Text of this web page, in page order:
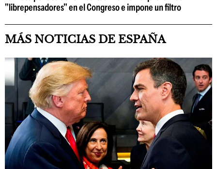
"librepensadores" en el Congreso e impone un filtro
MÁS NOTICIAS DE ESPAÑA